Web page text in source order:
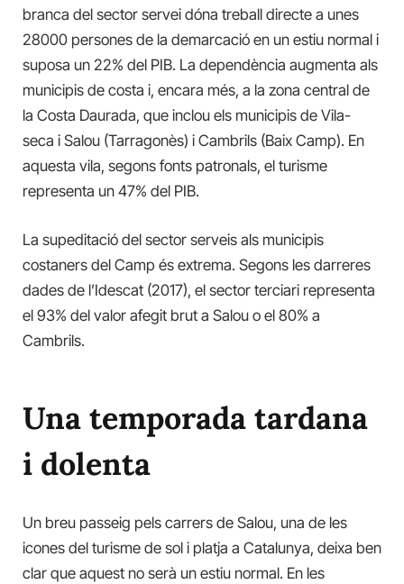
branca del sector servei dóna treball directe a unes
28000 persones de la demarcació en un estiu normal i
suposa un 22% del PIB. La dependència augmenta als
municipis de costa i, encara més, a la zona central de
la Costa Daurada, que inclou els municipis de Vila-
seca i Salou (Tarragonès) i Cambrils (Baix Camp). En
aquesta vila, segons fonts patronals, el turisme
representa un 47% del PIB.
La supeditació del sector serveis als municipis
costaners del Camp és extrema. Segons les darreres
dades de l’Idescat (2017), el sector terciari representa
el 93% del valor afegit brut a Salou o el 80% a
Cambrils.
Una temporada tardana
i dolenta
Un breu passeig pels carrers de Salou, una de les
icones del turisme de sol i platja a Catalunya, deixa ben
clar que aquest no serà un estiu normal. En les